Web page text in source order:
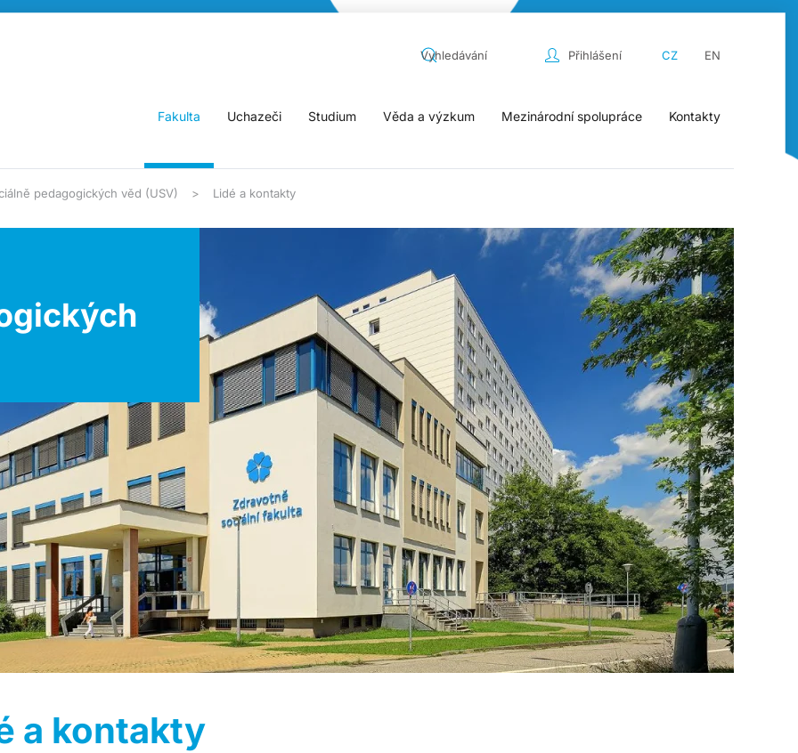
Přihlášení CZ EN
Fakulta Uchazeči Studium Věda a výzkum Mezinárodní spolupráce Kontakty
pedagogických věd (USV) Lidé a kontakty
a kontakty